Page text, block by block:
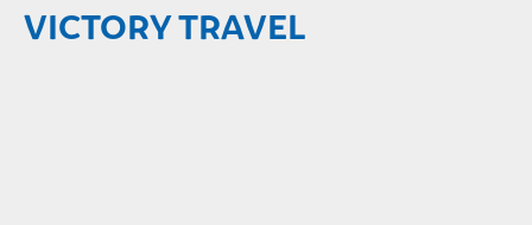
VICTORY TRAVEL